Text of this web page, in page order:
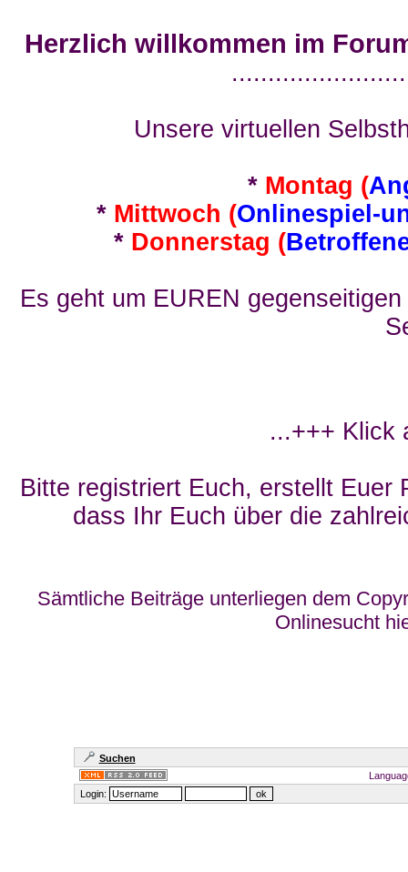
Herzlich willkommen im
Unsere virtuellen
* Montag (
* Mittwoch (Onlinespiel-
* Donnerstag (
Es geht um EUREN
...+++ Klick
Bitte registriert Euch, erstellt Euer
dass Ihr Euch über die
Sämtliche Beiträge unterliegen dem
Onlinesucht
Suchen
Login: